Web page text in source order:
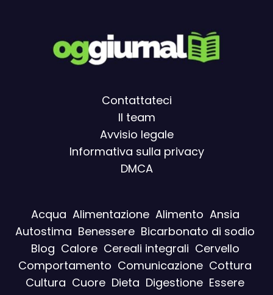
Contattateci
Il team
Avvisio legale
Informativa sulla privacy
DMCA
Acqua Alimentazione Alimento Ansia
Autostima Benessere Bicarbonato di sodio
Blog Calore Cereali integrali Cervello
Comportamento Comunicazione Cottura
Cultura Cuore Dieta Digestione Essere